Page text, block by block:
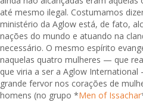
até mesmo ilegal. Costumamos
ministério da Aglow está, de fato,
nações do mundo e atuando na
necessário. O mesmo espírito
naquelas quatro mulheres — que
que viria a ser a Aglow
grande fervor nos corações de
homens (no grupo *Men of Issachar